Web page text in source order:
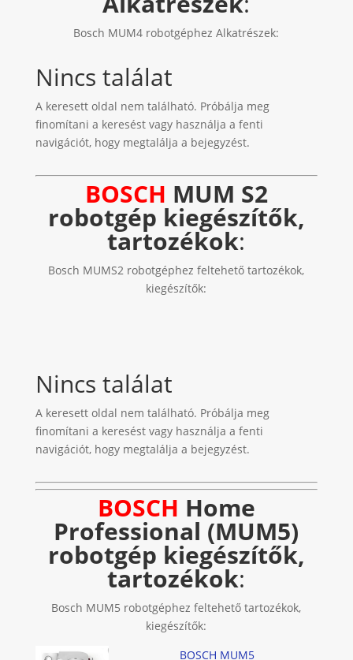
Bosch MUM4 robotgéphez Alkatrészek:
Nincs találat
A keresett oldal nem található. Próbálja meg
finomítani a keresést vagy használja a fenti
navigációt, hogy megtalálja a bejegyzést.
BOSCH MUM S2
robotgép kiegészítők,
tartozékok:
Bosch MUMS2 robotgéphez feltehető tartozékok,
kiegészítők:
Nincs találat
A keresett oldal nem található. Próbálja meg
finomítani a keresést vagy használja a fenti
navigációt, hogy megtalálja a bejegyzést.
BOSCH Home
Professional (MUM5)
robotgép kiegészítők,
tartozékok:
Bosch MUM5 robotgéphez feltehető tartozékok,
kiegészítők:
BOSCH MUM5